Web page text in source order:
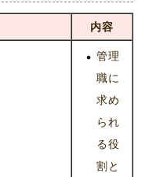
内容
管理
職に
求め
られ
る役
割と